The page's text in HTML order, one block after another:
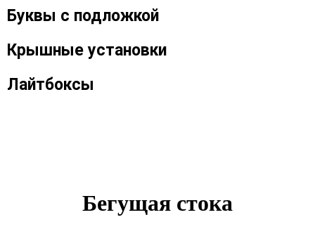
Буквы c подложкой
Крышные установки
Лайтбоксы
Бегущая стока